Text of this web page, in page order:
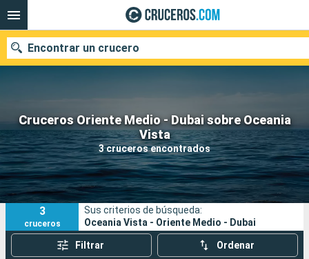
Cruceros Oriente Medio - Dubai sobre Oceania
Vista
3 cruceros encontrados
Encontrar un crucero
Nuestros destinos
Fecha de salida
Puertos Compañías
Buscar
3
cruceros
Sus criterios de búsqueda:
Oceania Vista - Oriente Medio - Dubai
Filtrar Ordenar